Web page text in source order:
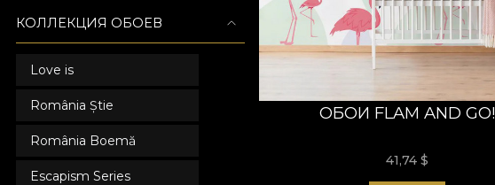
КОЛЛЕКЦИЯ ОБОЕВ
Love is
România Știe
România Boemă
Escapism Series
ОБОИ FLAM AND GO!
41,74$